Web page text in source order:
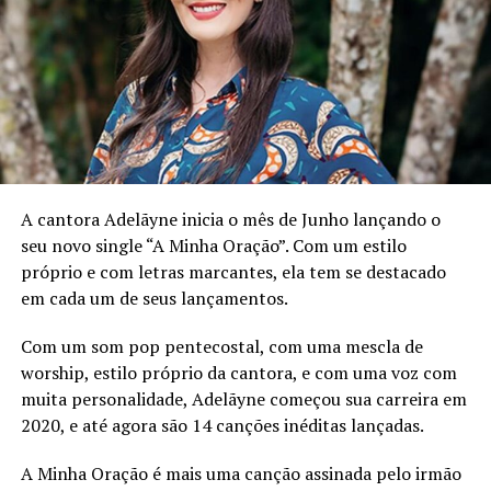
experiência, adiciona uma camada extra de significado.
Ouvir o mesmo coro, certamente intensificou a emoção
do momento. A reação de ambos ao perceberem que
estavam testemunhando algo extraordinário é palpável.
A decisão de Bruno de gravar a música em seu celular,
mesmo no meio do culto, é um reflexo da urgência em
capturar e preservar esse momento sagrado. E o fato de
a letra já estar pronta, como se esperasse apenas ser
revelada, ressalta a ideia de que a inspiração divina
estava fluindo através deles naquele instante.
O processo de composição foi tão fluído quanto a
experiência que o inspirou. Ao retornarem para casa,
Bruno e Neide rapidamente transcreveram as palavras
que ecoaram em seus corações, dando vida à letra que já
estava pronta no plano divino.
“Só Tu és Santo” não é apenas uma canção, mas um
testemunho vivo da presença de Deus e da importância
A cantora Adelãyne inicia o mês de Junho lançando o
seu novo single “A Minha Oração”. Com um estilo
próprio e com letras marcantes, ela tem se destacado
em cada um de seus lançamentos.
Com um som pop pentecostal, com uma mescla de
worship, estilo próprio da cantora, e com uma voz com
muita personalidade, Adelãyne começou sua carreira em
2020, e até agora são 14 canções inéditas lançadas.
A Minha Oração é mais uma canção assinada pelo irmão